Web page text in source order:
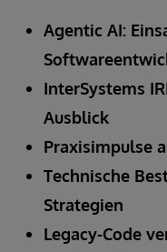
Agentic AI:
InterSystems
Ausblick
Praxisimpulse
Technische
Strategien
Legacy-Code